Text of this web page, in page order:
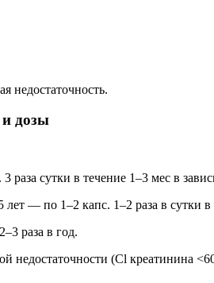
недостаточность.
дозы
сутки в течение 1–3 мес в
лет — по 1–2 капс. 1–2 раза в сутки в
раза в год.
недостаточности (Cl креатинина